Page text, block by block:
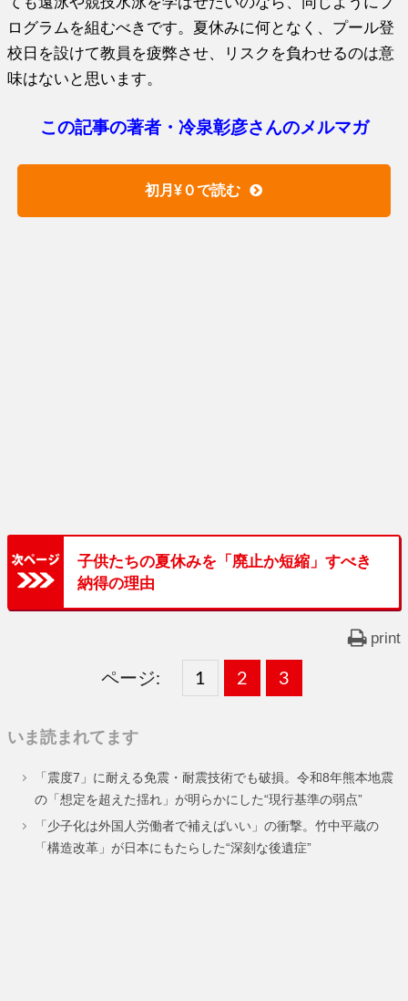
ログラムを組むべきです。夏休みに何となく、プール登
校日を設けて教員を疲弊させ、リスクを負わせるのは意
味はないと思います。
この記事の著者・冷泉彰彦さんのメルマガ
初月¥０で読む
子供たちの夏休みを「廃止か短縮」すべき
納得の理由
print
ページ:
固
ー
ジ
1 ,
固
ー
ジ
2 ,
固
ー
ジ
3
いま読まれてます
「震度7」に耐える免震・耐震技術でも破損。令和8年熊本地震
の「想定を超えた揺れ」が明らかにした“現行基準の弱点”
「少子化は外国人労働者で補えばいい」の衝撃。竹中平蔵の
「構造改革」が日本にもたらした“深刻な後遺症”